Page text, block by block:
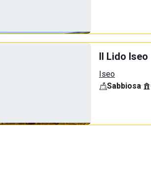
Il Lido Iseo
Iseo
Sabbiosa·